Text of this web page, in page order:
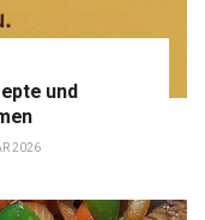
und
2026